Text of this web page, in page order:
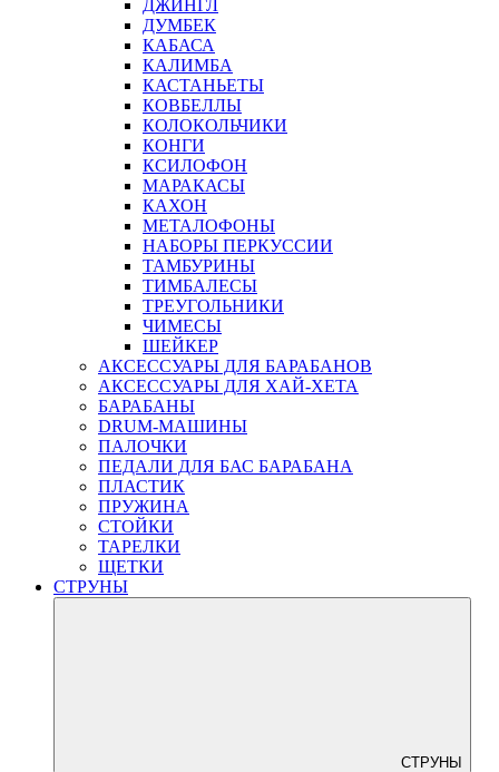
ДЖИНГЛ
ДУМБЕК
КАБАСА
КАЛИМБА
КАСТАНЬЕТЫ
КОВБЕЛЛЫ
КОЛОКОЛЬЧИКИ
КОНГИ
КСИЛОФОН
МАРАКАСЫ
КАХОН
МЕТАЛОФОНЫ
НАБОРЫ ПЕРКУССИИ
ТАМБУРИНЫ
ТИМБАЛЕСЫ
ТРЕУГОЛЬНИКИ
ЧИМЕСЫ
ШЕЙКЕР
АКСЕССУАРЫ ДЛЯ БАРАБАНОВ
АКСЕССУАРЫ ДЛЯ ХАЙ-ХЕТА
БАРАБАНЫ
DRUM-МАШИНЫ
ПАЛОЧКИ
ПЕДАЛИ ДЛЯ БАС БАРАБАНА
ПЛАСТИК
ПРУЖИНА
СТОЙКИ
ТАРЕЛКИ
ЩЕТКИ
СТРУНЫ
СТРУНЫ